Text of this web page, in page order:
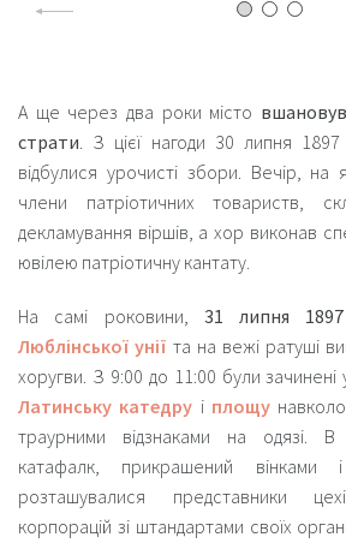
А ще через два роки місто
страти. З цієї нагоди 30 липня
відбулися урочисті збори. Вечір, на
члени патріотичних товариств,
декламування віршів, а хор виконав
ювілею патріотичну кантату.
На самі роковини, 31 липня
Люблінської унії та на вежі ратуші
хоругви. З 9:00 до 11:00 були зачинені
Латинську катедру і площу
траурними відзнаками на одязі. В
катафалк, прикрашений вінками
розташувалися представники
корпорацій зі штандартами своїх